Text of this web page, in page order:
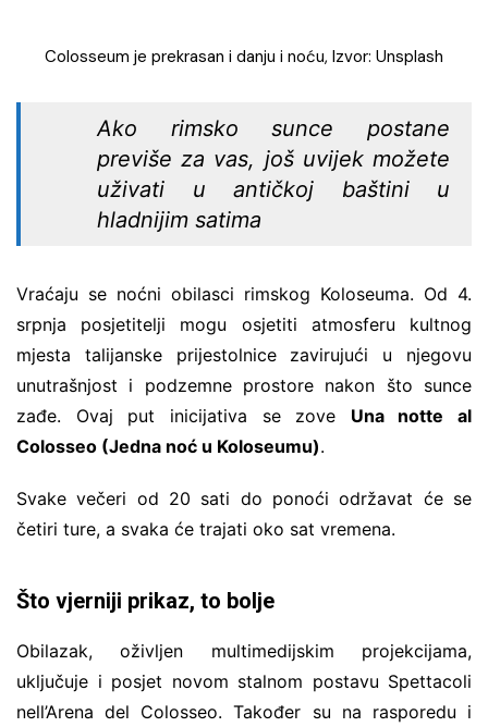
Colosseum je prekrasan i danju i noću, Izvor: Unsplash
Ako rimsko sunce postane
previše za vas, još uvijek možete
uživati ​​u antičkoj baštini u
hladnijim satima
Vraćaju se noćni obilasci rimskog Koloseuma. Od 4.
srpnja posjetitelji mogu osjetiti atmosferu kultnog
mjesta talijanske prijestolnice zavirujući u njegovu
unutrašnjost i podzemne prostore nakon što sunce
zađe. Ovaj put inicijativa se zove Una notte al
Colosseo (Jedna noć u Koloseumu).
Svake večeri od 20 sati do ponoći održavat će se
četiri ture, a svaka će trajati oko sat vremena.
Što vjerniji prikaz, to bolje
Obilazak, oživljen multimedijskim projekcijama,
uključuje i posjet novom stalnom postavu Spettacoli
nell’Arena del Colosseo. Također su na rasporedu i